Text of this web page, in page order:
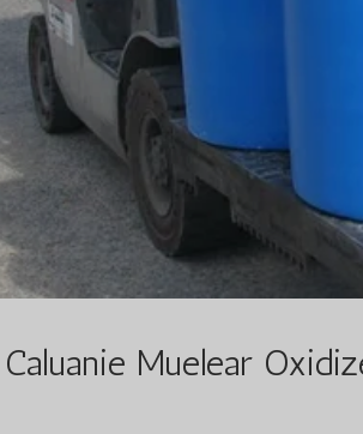
Caluanie Muelear